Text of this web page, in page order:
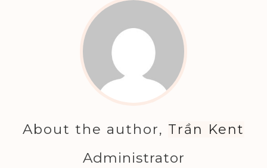
About the author, Trần Kent
Administrator